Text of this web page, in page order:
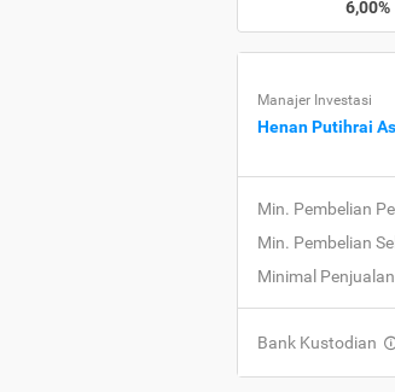
6,00%
Manajer Investasi
Henan Putihrai
Min. Pembelian
Min. Pembelian
Minimal Penjualan
Bank Kustodian